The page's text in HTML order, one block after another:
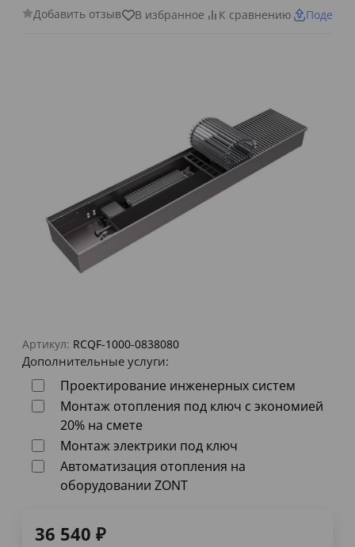
Добавить отзыв В избранное К сравнению
Артикул: RCQF-1000-0838080
Дополнительные услуги:
Проектирование инженерных систем
Монтаж отопления под ключ с экономией
20% на смете
Монтаж электрики под ключ
Автоматизация отопления на
оборудовании ZONT
36 540 ₽